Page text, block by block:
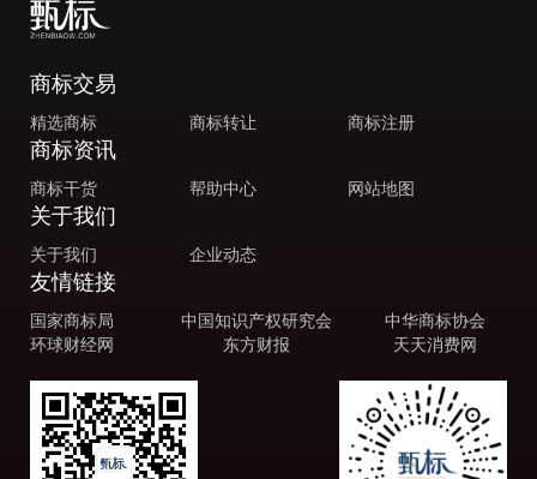
商标交易
精选商标 商标转让 商标注册
商标资讯
商标干货 帮助中心 网站地图
关于我们
关于我们 企业动态
友情链接
国家商标局 中国知识产权研究会
中华商标协会
环球财经网
东方财报 天天消费网